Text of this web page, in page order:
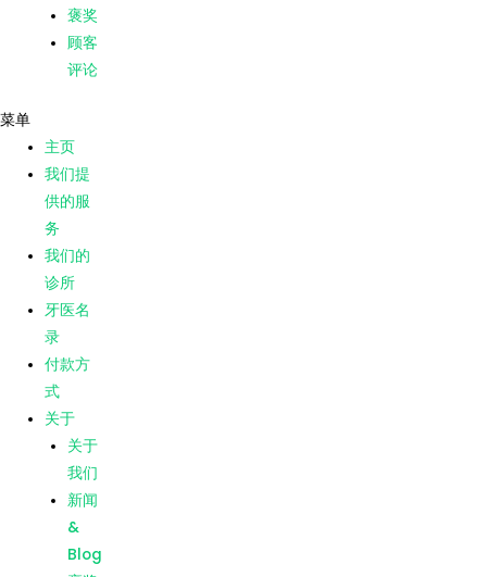
付款方
式
关于
新闻
&
Blog
顾客
评论
主页
我们提
供的服
务
我们的
诊所
牙医名
褒奖
顾客
评论
菜单
主页
我们提
供的服
务
我们的
诊所
牙医名
录
付款方
式
关于
关于
我们
新闻
&
Blog